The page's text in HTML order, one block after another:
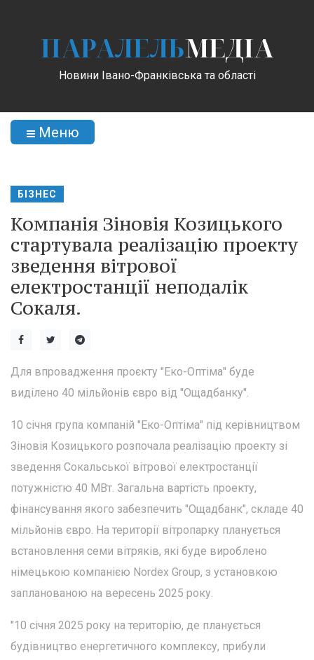
ПАРАЛЕЛЬМЕДІА
Новини Івано-Франківська та області
Меню
БІЗНЕС
Компанія Зіновія Козицького
стартувала реалізацію проекту
зведення вітрової
електростанції неподалік
Сокаля.
Для впровадження проєкту "Еко-Оптіма" буде
виділено 40 мільйонів євро від "Ощадбанку".
10 січня група компаній "Еко-Оптіма" під керівництвом
Зіновія Козицького розпочала реалізацію проекту зі
зведення Сокальської вітрової електростанції
потужністю 40 МВт. Загальна вартість проекту,
фінансування якого забезпечить "Ощадбанк", складе 40
мільйонів євро. На території вітропарку планується
встановлення семи вітряків, які буде вироблено
німецькою компанією Nordex Group, з установкою
запланованою на вересень 2025 року.
"10 січня 2025 року на територію, де планується
будівництво енергетичного комплексу, прибули